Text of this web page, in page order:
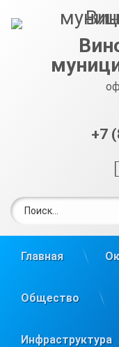
+7
Главная
Общество
Инфраструктура